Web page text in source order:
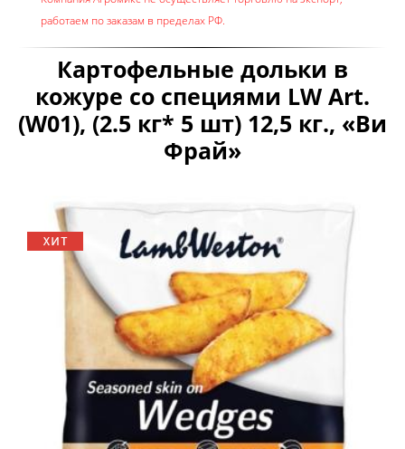
работаем по заказам в пределах РФ.
Картофельные дольки в
кожуре со специями LW Art.
(W01), (2.5 кг* 5 шт) 12,5 кг., «Ви
Фрай»